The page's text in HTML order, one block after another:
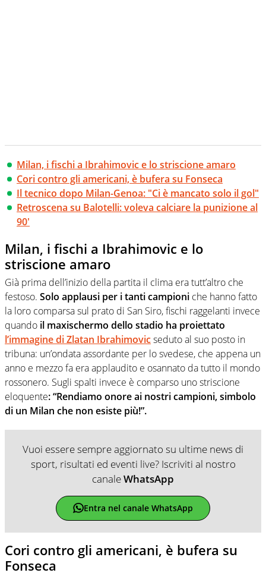
Milan, i fischi a Ibrahimovic e lo striscione amaro
Cori contro gli americani, è bufera su Fonseca
Il tecnico dopo Milan-Genoa: "Ci è mancato solo il gol"
Retroscena su Balotelli: voleva calciare la punizione al
90'
Milan, i fischi a Ibrahimovic e lo
striscione amaro
Già prima dell’inizio della partita il clima era tutt’altro che
festoso. Solo applausi per i tanti campioni che hanno fatto
la loro comparsa sul prato di San Siro, fischi raggelanti invece
quando il maxischermo dello stadio ha proiettato
l’immagine di Zlatan Ibrahimovicseduto al suo posto in
tribuna: un’ondata assordante per lo svedese, che appena un
anno e mezzo fa era applaudito e osannato da tutto il mondo
rossonero. Sugli spalti invece è comparso uno striscione
eloquente: “Rendiamo onore ai nostri campioni, simbolo
di un Milan che non esiste più!”.
Vuoi essere sempre aggiornato su ultime news di
sport, risultati ed eventi live? Iscriviti al nostro
canaleWhatsApp
Entra nel canale WhatsApp
Cori contro gli americani, è bufera su
Fonseca